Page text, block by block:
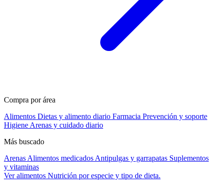
Compra por área
Alimentos Dietas y alimento diario Farmacia Prevención y soporte
Higiene Arenas y cuidado diario
Más buscado
Arenas Alimentos medicados Antipulgas y garrapatas Suplementos
y vitaminas
Ver alimentos Nutrición por especie y tipo de dieta.